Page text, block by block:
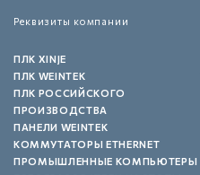
Реквизиты компании
ПЛК XINJE
ПЛК WEINTEK
ПЛК РОССИЙСКОГО
ПРОИЗВОДСТВА
ПАНЕЛИ WEINTEK
КОММУТАТОРЫ ETHERNET
ПРОМЫШЛЕННЫЕ КОМПЬЮТЕРЫ